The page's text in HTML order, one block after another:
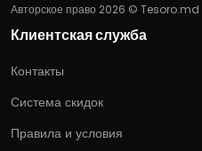
Авторское право 2026 © Tesoro.md
Клиентская служба
Контакты
Система скидок
Правила и условия